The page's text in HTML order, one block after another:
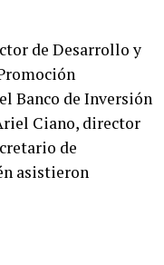
de Desarrollo y
Banco de Inversión
Ciano, director
de
asistieron